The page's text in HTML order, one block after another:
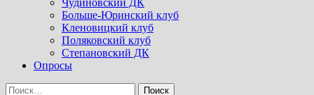
Чудиновский ДК
Больше-Юринский клуб
Кленовицкий клуб
Поляковский клуб
Степановский ДК
Опросы
Найти: